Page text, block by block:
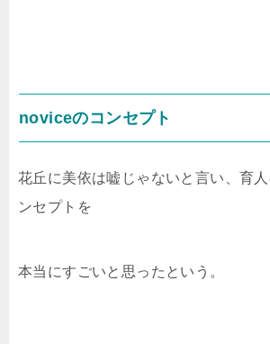
noviceのコンセプト
花丘に美依は嘘じゃないと言い、育
ンセプトを
本当にすごいと思ったという。